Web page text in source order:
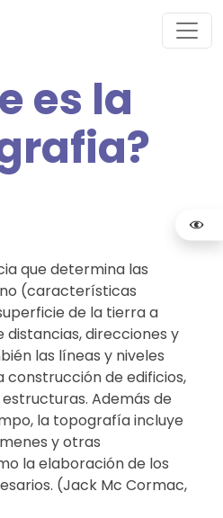
es la
que determina las
(características
de la tierra a
distancias, direcciones y
las líneas y niveles
construcción de edificios,
Además de
la topografía incluye
y otras
la elaboración de los
(Jack Mc Cormac,